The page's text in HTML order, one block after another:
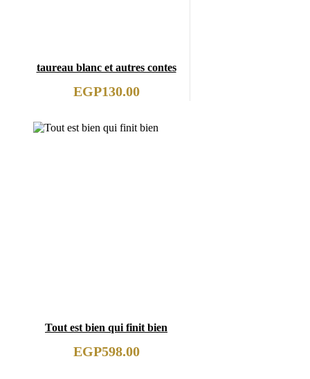
taureau blanc et autres contes
EGP130.00
Tout est bien qui finit bien
EGP598.00